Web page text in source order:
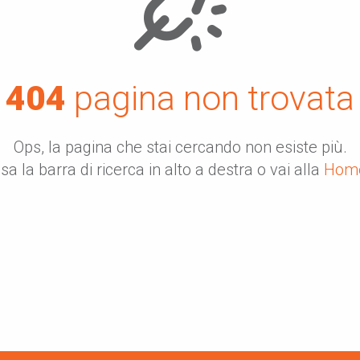
404 pagina non trovata
Ops, la pagina che stai cercando non esiste più.
la barra di ricerca in alto a destra o vai alla